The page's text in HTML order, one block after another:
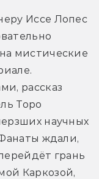
Иссе Лопес
мистические
рассказ
Торо
научных
ждали,
грань
Каркозой,